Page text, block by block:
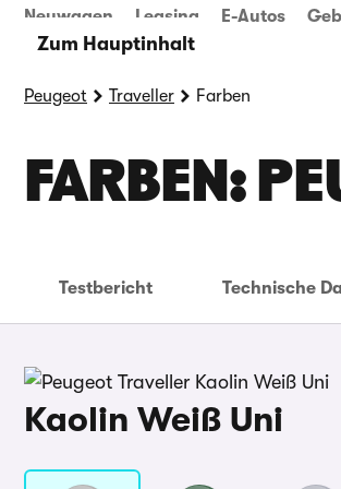
Zum Hauptinhalt
Neuwagen Leasing E-Autos
Peugeot Traveller Farben
FARBEN:
Testbericht Technische
Kaolin Weiß Uni